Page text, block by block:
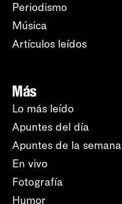
Periodismo
Música
Artículos leídos
Más
Lo más leído
Apuntes del día
Apuntes de la semana
En vivo
Fotografía
Humor